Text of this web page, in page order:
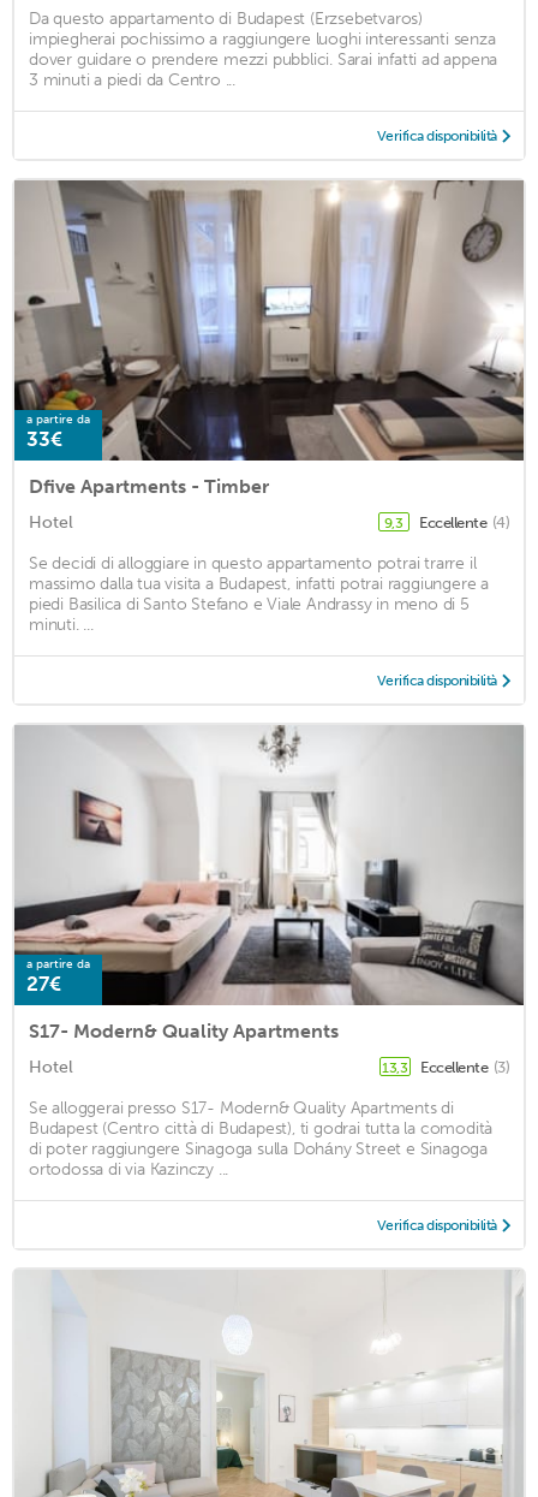
Da questo appartamento di Budapest (Erzsebetvaros)
impiegherai pochissimo a raggiungere luoghi interessanti senza
dover guidare o prendere mezzi pubblici. Sarai infatti ad appena
3 minuti a piedi da Centro ...
Verifica disponibilità
a partire da
33€
Dfive Apartments - Timber
Hotel 9,3 Eccellente (4)
Se decidi di alloggiare in questo appartamento potrai trarre il
massimo dalla tua visita a Budapest, infatti potrai raggiungere a
piedi Basilica di Santo Stefano e Viale Andrassy in meno di 5
minuti. ...
Verifica disponibilità
a partire da
27€
S17- Modern& Quality Apartments
Hotel 13,3 Eccellente (3)
Se alloggerai presso S17- Modern& Quality Apartments di
Budapest (Centro città di Budapest), ti godrai tutta la comodità
di poter raggiungere Sinagoga sulla Dohány Street e Sinagoga
ortodossa di via Kazinczy ...
Verifica disponibilità